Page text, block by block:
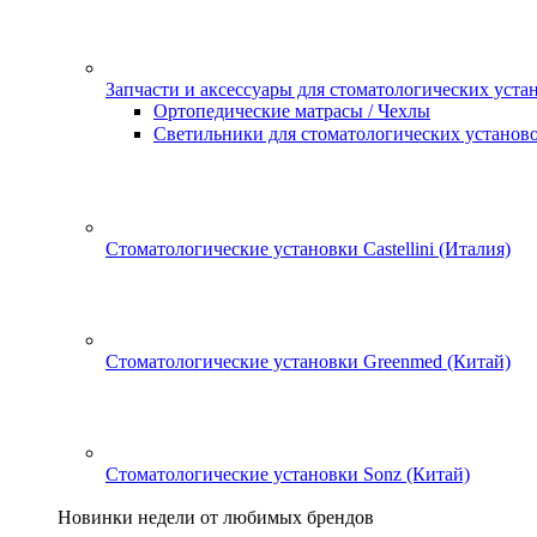
Запчасти и аксессуары для стоматологических
Ортопедические матрасы / Чехлы
Светильники для стоматологических
Стоматологические установки Castellini (Италия)
Стоматологические установки Greenmed (Китай)
Стоматологические установки Sonz (Китай)
Новинки недели от любимых брендов